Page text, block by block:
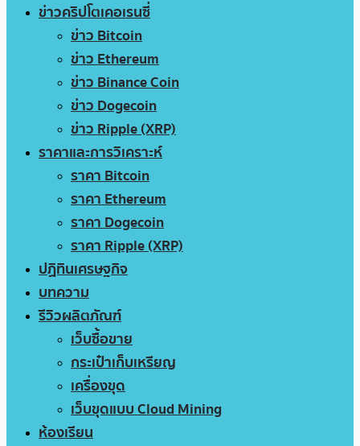
ข่าวคริปโตเคอเรนซี่
ข่าว Bitcoin
ข่าว Ethereum
ข่าว Binance Coin
ข่าว Dogecoin
ข่าว Ripple (XRP)
ราคาและการวิเคราะห์
ราคา Bitcoin
ราคา Ethereum
ราคา Dogecoin
ราคา Ripple (XRP)
ปฏิทินเศรษฐกิจ
บทความ
รีวิวผลิตภัณฑ์
เว็บซื้อขาย
กระเป๋าเก็บเหรียญ
เครื่องขุด
เว็บขุดแบบ Cloud Mining
ห้องเรียน